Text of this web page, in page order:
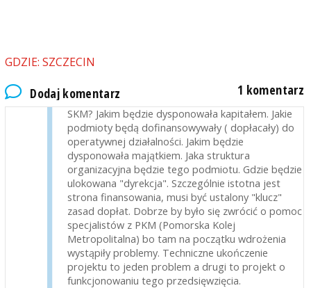
GDZIE: SZCZECIN
Dodaj komentarz 1 komentarz
SKM musi mieć umocowanie organizacyjno -
szczecińskiego czy to będzie spółka kilku
samorządów z obszaru obsługiwanego przez
SKM? Jakim będzie dysponowała kapitałem. Jakie
podmioty będą dofinansowywały ( dopłacały) do
operatywnej działalności. Jakim będzie
dysponowała majątkiem. Jaka struktura
organizacyjna będzie tego podmiotu. Gdzie będzie
ulokowana "dyrekcja". Szczególnie istotna jest
strona finansowania, musi być ustalony "klucz"
zasad dopłat. Dobrze by było się zwrócić o pomoc
specjalistów z PKM (Pomorska Kolej
Metropolitalna) bo tam na początku wdrożenia
wystąpiły problemy. Techniczne ukończenie
projektu to jeden problem a drugi to projekt o
funkcjonowaniu tego przedsięwzięcia.